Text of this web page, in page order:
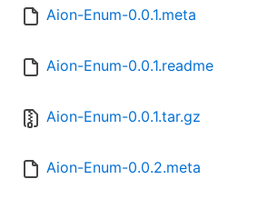
Aion-Enum-0.0.1.meta
Aion-Enum-0.0.1.readme
Aion-Enum-0.0.1.tar.gz
Aion-Enum-0.0.2.meta